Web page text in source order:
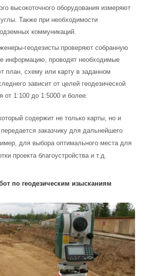
высокоточного оборудования измеряют
Также при необходимости
коммуникаций.
геодезисты проверяют собранную
информацию, проводят необходимые
план, схему или карту в заданном
зависит от целей геодезической
от 1:100 до 1:5000 и более.
содержит не только карты, но и
заказчику для дальнейшего
для выбора оптимального места для
проекта благоустройства и т.д.
по геодезическим изысканиям